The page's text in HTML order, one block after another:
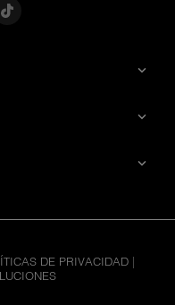



DE PRIVACIDAD |